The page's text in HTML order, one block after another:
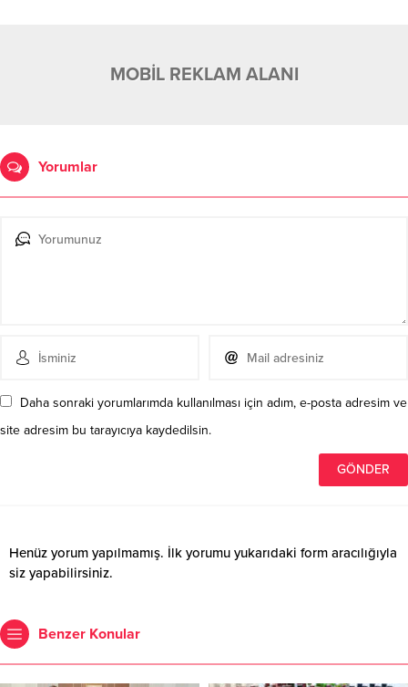
MOBİL REKLAM ALANI
Yorumlar
Daha sonraki yorumlarımda kullanılması için adım, e-posta adresim ve
site adresim bu tarayıcıya kaydedilsin.
Henüz yorum yapılmamış. İlk yorumu yukarıdaki form aracılığıyla
siz yapabilirsiniz.
Benzer Konular